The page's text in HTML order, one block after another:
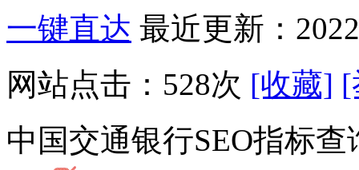
一键直达 最近更新：
网站点击： 528次 [收藏] [
中国交通银行SEO指标查